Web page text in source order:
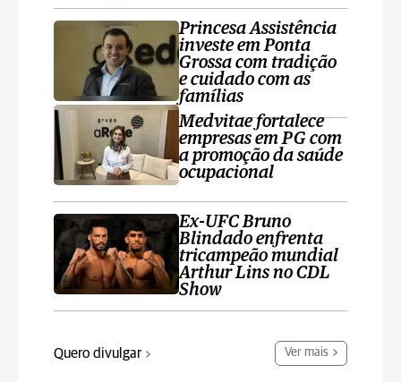
Princesa Assistência
investe em Ponta
Grossa com tradição
e cuidado com as
famílias
Medvitae fortalece
empresas em PG com
a promoção da saúde
ocupacional
Ex-UFC Bruno
Blindado enfrenta
tricampeão mundial
Arthur Lins no CDL
Show
Quero divulgar Ver mais